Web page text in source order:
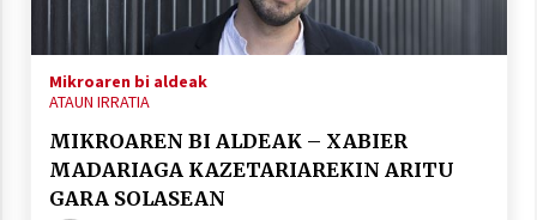
2021/11/25
Mahai-ingurua: irratia, podcastak
eta ondoren zer?
Mikroaren bi aldeak
ATAUN IRRATIA
MIKROAREN BI ALDEAK – XABIER
MADARIAGA KAZETARIAREKIN ARITU
GARA SOLASEAN